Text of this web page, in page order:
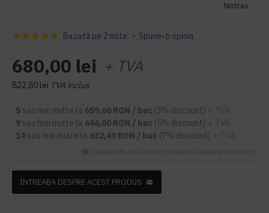
Notrax
Bazată pe 2 note. - Spune-ţi opinia
680,00 lei + TVA
822,80 lei TVA inclus
5 sau mai multe la 659,60 RON / buc (3% discount)
9 sau mai multe la 646,00 RON / buc (5% discount)
14 sau mai multe la 632,40 RON / buc (7% discount)
INTREABA DESPRE ACEST PRODUS